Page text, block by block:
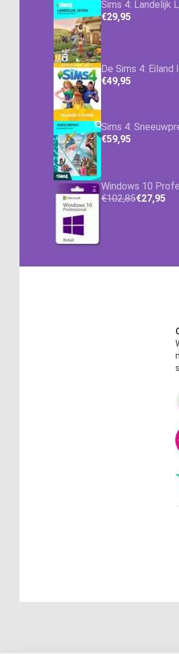
Sims 4: Landelijk
€29,95
De Sims 4: Eiland
€49,95
Sims 4:
€59,95
Windows 10
€102,85€27,95